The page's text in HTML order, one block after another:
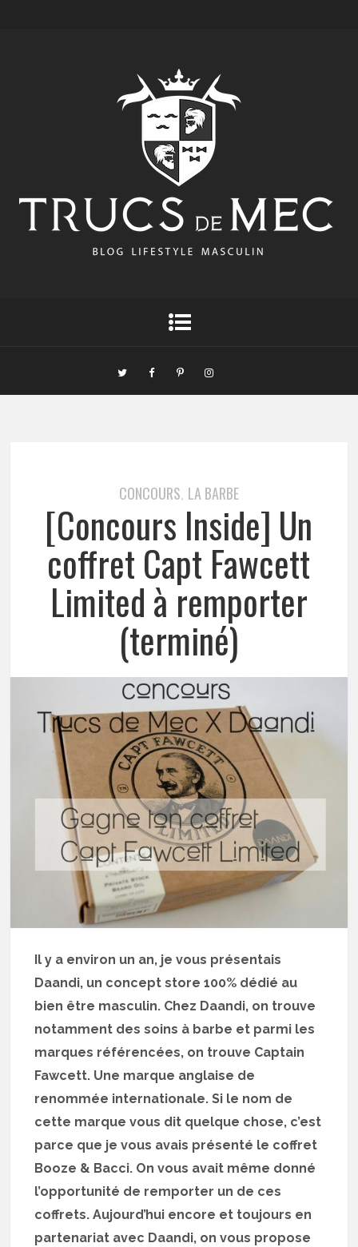
CONCOURS, LA BARBE
[Concours Inside] Un
coffret Capt Fawcett
Limited à remporter
(terminé)
Il y a environ un an, je vous présentais
Daandi, un concept store 100% dédié au
bien être masculin. Chez Daandi, on trouve
notamment des soins à barbe et parmi les
marques référencées, on trouve Captain
Fawcett. Une marque anglaise de
renommée internationale. Si le nom de
cette marque vous dit quelque chose, c’est
parce que je vous avais présenté le coffret
Booze & Bacci. On vous avait même donné
l’opportunité de remporter un de ces
coffrets. Aujourd’hui encore et toujours en
partenariat avec Daandi, on vous propose